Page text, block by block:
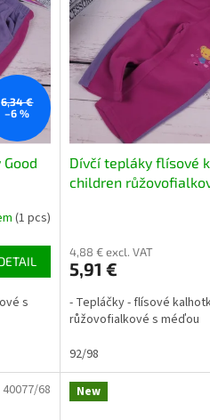
6,34 €
–6 %
(1 pcs)
s
Dívčí tepláky flísové
children
4,88 € excl. VAT
5,91 €
- Tepláčky - flísové
růžovofialkové s méďou
92/98
40077/68 New